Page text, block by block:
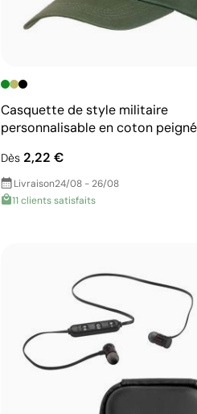
Casquette de style militaire
personnalisable en coton peigné
Dès 2,22 €
Livraison24/08 - 26/08
11 clients satisfaits